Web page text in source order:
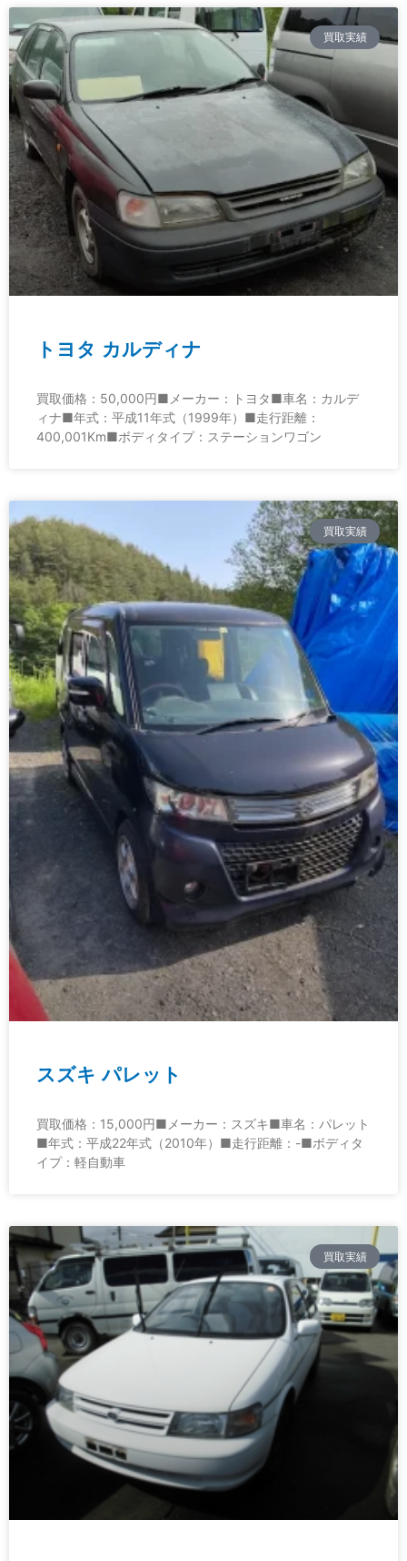
買取実績
トヨタ カルディナ
買取価格：50,000円■メーカー：トヨタ■車名：カルデ
ィナ■年式：平成11年式（1999年）■走行距離：
400,001Km■ボディタイプ：ステーションワゴン
買取実績
スズキ パレット
買取価格：15,000円■メーカー：スズキ■車名：パレット
■年式：平成22年式（2010年）■走行距離：-■ボディタ
イプ：軽自動車
買取実績